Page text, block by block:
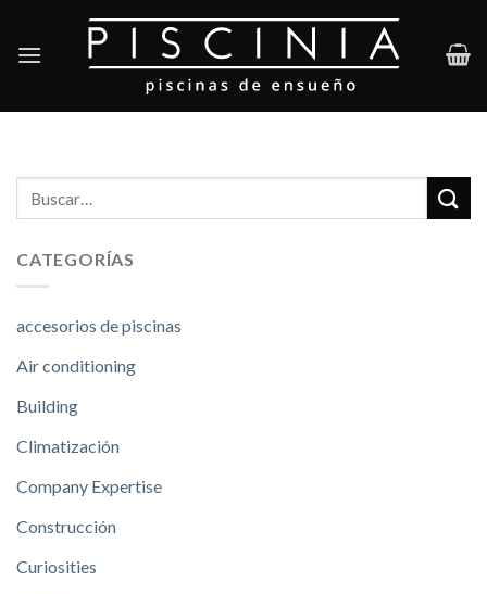
content
CATEGORÍAS
accesorios de piscinas
Air conditioning
Building
Climatización
Company Expertise
Construcción
Curiosities